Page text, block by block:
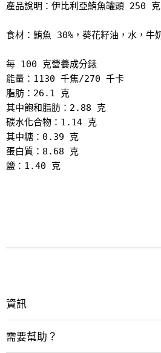
產品說明：伊比利亞鮪魚罐頭 250 克
每 100 克營養成分錶
能量：1130 千焦/270 千卡
脂肪：26.1 克
其中飽和脂肪：2.88 克
碳水化合物：1.14 克
其中糖：0.39 克
蛋白質：8.68 克
鹽：1.40 克
資訊
需要幫助？